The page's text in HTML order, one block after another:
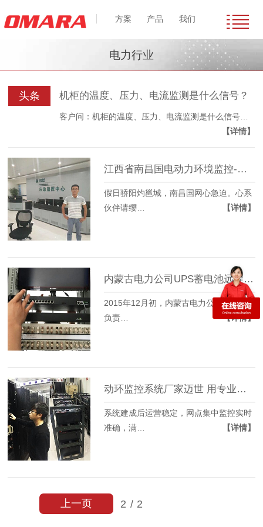
方案 产品 我们
电力行业
头条 机柜的温度、压力、电流监测是什么信号？
客户问：机柜的温度、压力、电流监测是什么信号…
【详情】
江西省南昌国电动力环境监控-迈世服务没有假日
假日骄阳灼邕城，南昌国网心急迫。心系
伙伴请缨…
【详情】
内蒙古电力公司UPS蓄电池远程放电实例，看迈世如何把服务做到细节
2015年12月初，内蒙古电力公司项目的
负责…
【详情】
动环监控系统厂家迈世 用专业打动国网牡丹江供电公司
系统建成后运营稳定，网点集中监控实时
准确，满…
【详情】
2 / 2
上一页